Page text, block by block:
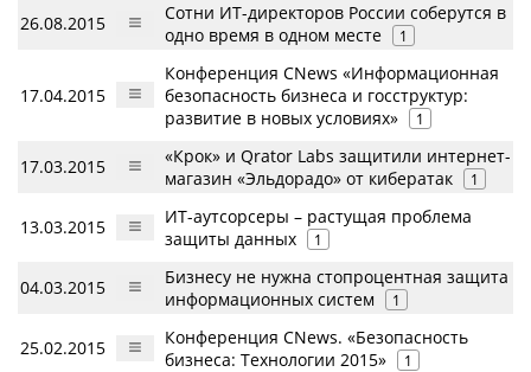
26.08.2015
Сотни ИТ-директоров России соберутся в
одно время в одном месте
1
17.04.2015
Конференция CNews «Информационная
безопасность бизнеса и госструктур:
развитие в новых условиях»
1
17.03.2015
«Крок» и Qrator Labs защитили интернет-
магазин «Эльдорадо» от кибератак
1
13.03.2015
ИТ-аутсорсеры – растущая проблема
защиты данных
1
04.03.2015
Бизнесу не нужна стопроцентная защита
информационных систем
1
25.02.2015
Конференция CNews. «Безопасность
бизнеса: Технологии 2015»
1